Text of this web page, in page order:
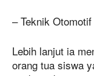
– Teknik Otomotif
Lebih lanjut ia
orang tua siswa